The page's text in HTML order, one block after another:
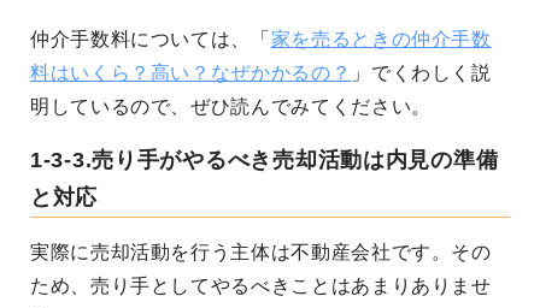
仲介手数料については、「 家を売るときの仲介手数
料はいくら？高い？なぜかかるの？ 」でくわしく説
明しているので、ぜひ読んでみてください。
1-3-3.売り手がやるべき売却活動は内見の準備
と対応
実際に売却活動を行う主体は不動産会社です。その
ため、売り手としてやるべきことはあまりありませ